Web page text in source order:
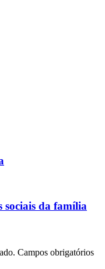
sociais da família
Campos obrigatórios